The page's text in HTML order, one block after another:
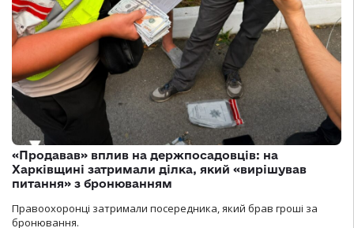
«Продавав» вплив на держпосадовців: на
Харківщині затримали ділка, який «вирішував
питання» з бронюванням
Правоохоронці затримали посередника, який брав гроші за
бронювання.